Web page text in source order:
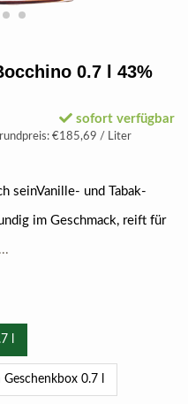
0.7 l 43%
sofort verfügbar
€185,69 / Liter
seinVanille- und Tabak-
im Geschmack, reift für
l
0.7 l